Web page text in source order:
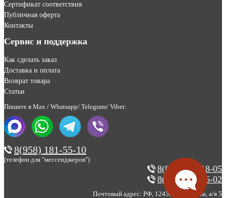
Сертификат соответствия
Публичная оферта
Контакты
Сервис и поддержка
Как сделать заказ
Доставка и оплата
Возврат товара
Статьи
Пишите в Max / Whatsapp/ Telegram/ Viber:
8(958) 181-55-10
(телефон для "мессенджеров")
8(800) 200-18-05
8(495) 123-46-02
Почтовый адрес: РФ, 124527, г. Москва, а/я 5